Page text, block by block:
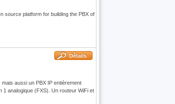
source platform for building the PBX of
Détails
aussi un PBX IP entièrement
analogique (FXS). Un routeur WiFi et